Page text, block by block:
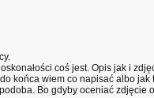
coś jest. Opis jak i
końca wiem co napisać albo jak
Bo gdyby oceniać zdjęcie